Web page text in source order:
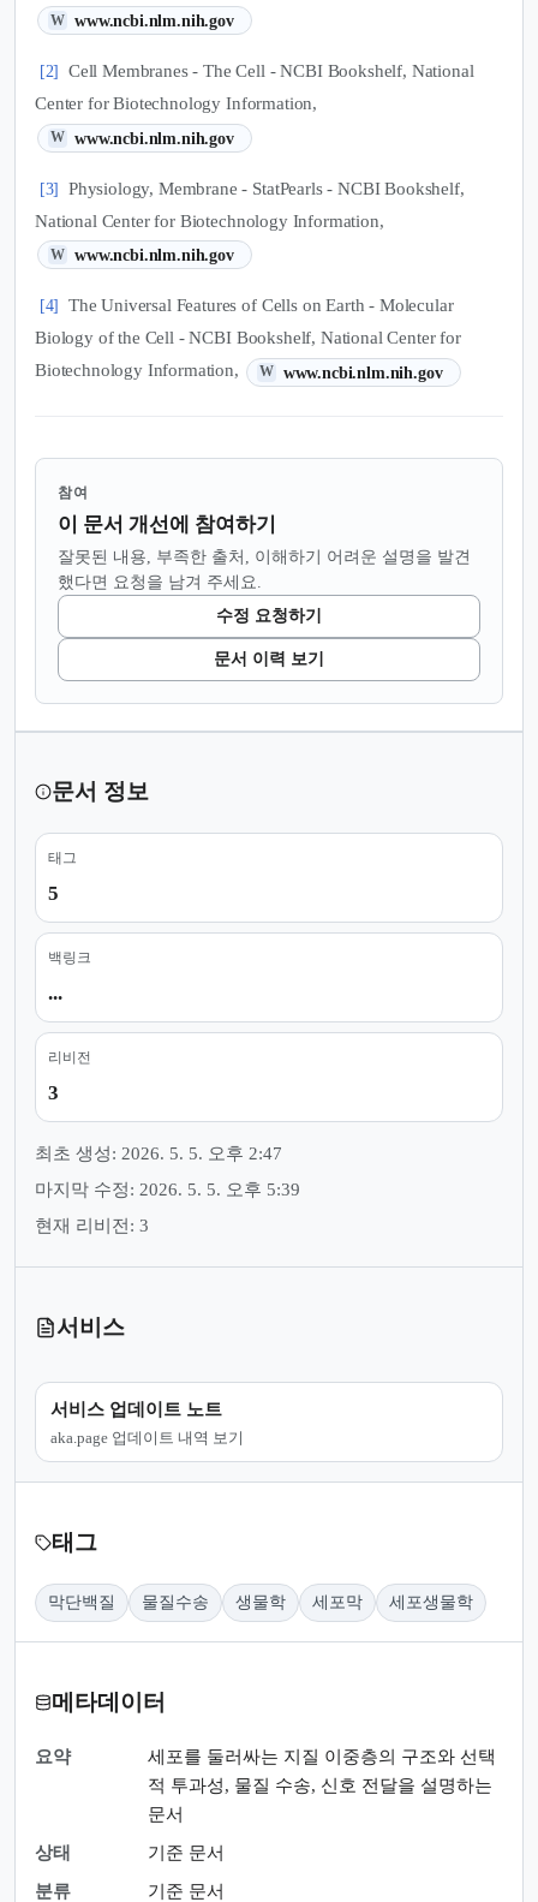
W www.ncbi.nlm.nih.gov
(새 탭에서 열림)
[2] Cell Membranes - The Cell - NCBI Bookshelf, National
Center for Biotechnology Information,
W www.ncbi.nlm.nih.gov
(새 탭에서 열림)
[3] Physiology, Membrane - StatPearls - NCBI Bookshelf,
National Center for Biotechnology Information,
W www.ncbi.nlm.nih.gov
(새 탭에서 열림)
[4] The Universal Features of Cells on Earth - Molecular
Biology of the Cell - NCBI Bookshelf, National Center for
Biotechnology Information,
W www.ncbi.nlm.nih.gov
(새 탭에서 열림)
참여
이 문서 개선에 참여하기
잘못된 내용, 부족한 출처, 이해하기 어려운 설명을 발견
했다면 요청을 남겨 주세요.
수정 요청하기
문서 이력 보기
문서 정보
태그
5
백링크
...
리비전
3
최초 생성: 2026. 5. 5. 오후 2:47
마지막 수정: 2026. 5. 5. 오후 5:39
현재 리비전: 3
서비스
서비스 업데이트 노트
aka.page 업데이트 내역 보기
태그
막단백질 물질수송 생물학 세포막 세포생물학
메타데이터
요약
세포를 둘러싸는 지질 이중층의 구조와 선택
적 투과성, 물질 수송, 신호 전달을 설명하는
문서
상태
기준 문서
분류
기준 문서